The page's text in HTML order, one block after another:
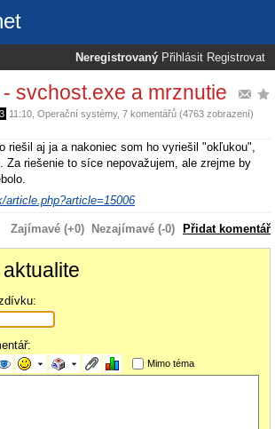
Neregistrovaný Přihlásit Registrovat
svchost.exe a mrznutie
11:10 Operační systémy, 7 komentářů (4763 zobrazení)
riešil aj ja a nakoniec som ho vyriešil "okľukou",
Za riešenie to síce nepovažujem, ale zrejme by
article.php?article=15006
Zajímavé (+0) Nezajímavé (-0) Přidat komentář
Mimo téma